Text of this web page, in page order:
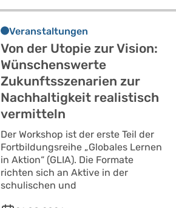
Veranstaltungen
Von der Utopie zur Vision:
Wünschenswerte
Zukunftsszenarien zur
Nachhaltigkeit realistisch
vermitteln
Der Workshop ist der erste Teil der
Fortbildungsreihe „Globales Lernen
in Aktion“ (GLIA). Die Formate
richten sich an Aktive in der
schulischen und